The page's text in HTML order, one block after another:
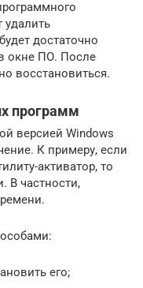
удалить
достаточно
окне ПО. После
восстановиться.
программ
версией Windows
К примеру, если
активатор, то
В частности,
его;